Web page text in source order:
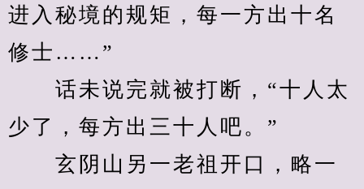
进入秘境的规矩，每一方出十名
修士……”
话未说完就被打断，“十人太
少了，每方出三十人吧。”
玄阴山另一老祖开口，略一